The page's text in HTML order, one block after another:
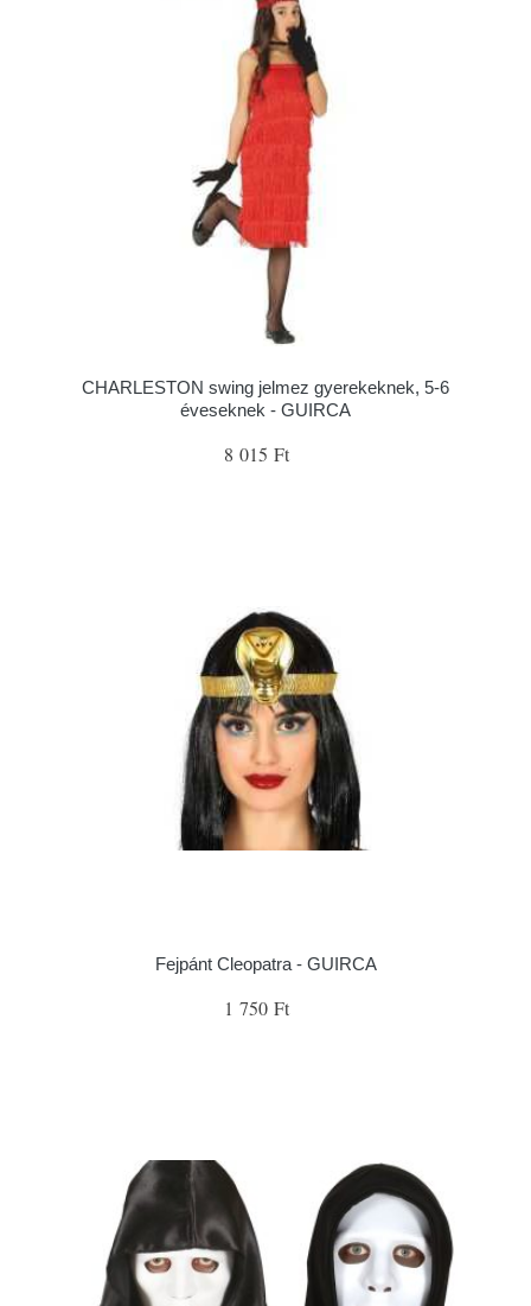
CHARLESTON swing jelmez gyerekeknek, 5-6
éveseknek - GUIRCA
8 015 Ft
Fejpánt Cleopatra - GUIRCA
1 750 Ft